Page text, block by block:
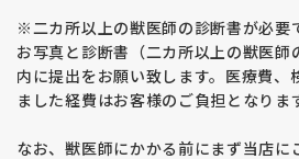
※二カ所以上の獣医師の診断書が必要
お写真と診断書（二カ所以上の獣医師
内に提出をお願い致します。医療費、
ました経費はお客様のご負担となりま
なお、獣医師にかかる前にまず当店